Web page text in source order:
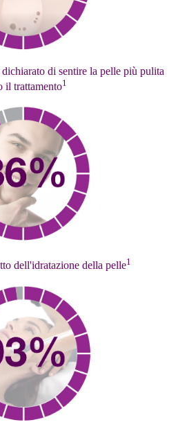
di sentire la pelle più pulita
il trattamento1
dell'idratazione della pelle1